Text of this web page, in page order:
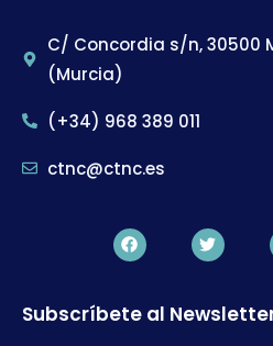
C/ Concordia s/n, 30500
(Murcia)
(+34) 968 389 011
ctnc@ctnc.es
Subscríbete al